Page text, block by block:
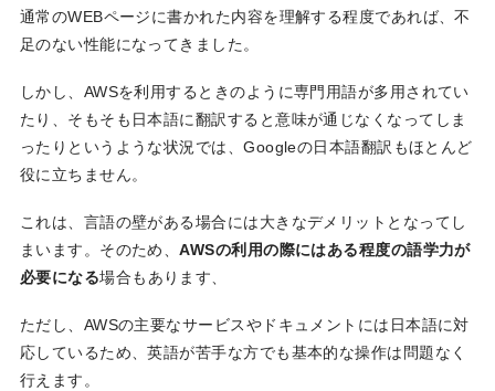
通常のWEBページに書かれた内容を理解する程度であれば、不
足のない性能になってきました。
しかし、AWSを利用するときのように専門用語が多用されてい
たり、そもそも日本語に翻訳すると意味が通じなくなってしま
ったりというような状況では、Googleの日本語翻訳もほとんど
役に立ちません。
これは、言語の壁がある場合には大きなデメリットとなってし
まいます。そのため、AWSの利用の際にはある程度の語学力が
必要になる場合もあります、
ただし、AWSの主要なサービスやドキュメントには日本語に対
応しているため、英語が苦手な方でも基本的な操作は問題なく
行えます。